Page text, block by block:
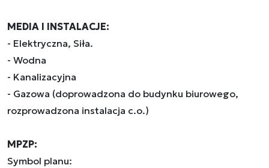
MEDIA I INSTALACJE:
- Elektryczna, Siła.
- Wodna
- Kanalizacyjna
- Gazowa (doprowadzona do budynku biurowego,
rozprowadzona instalacja c.o.)
MPZP:
Symbol planu: